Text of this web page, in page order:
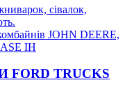
сівалок,
JOHN DEERE,
IH
TRUCKS